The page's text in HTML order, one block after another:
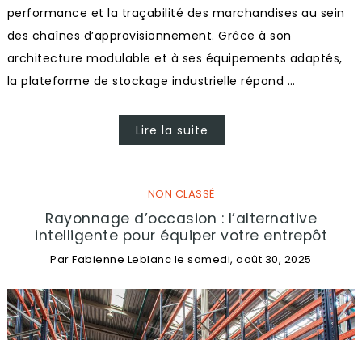
performance et la traçabilité des marchandises au sein
des chaînes d’approvisionnement. Grâce à son
architecture modulable et à ses équipements adaptés,
la plateforme de stockage industrielle répond …
Lire la suite
NON CLASSÉ
Rayonnage d’occasion : l’alternative
intelligente pour équiper votre entrepôt
ParFabienne Leblanc lesamedi, août 30, 2025